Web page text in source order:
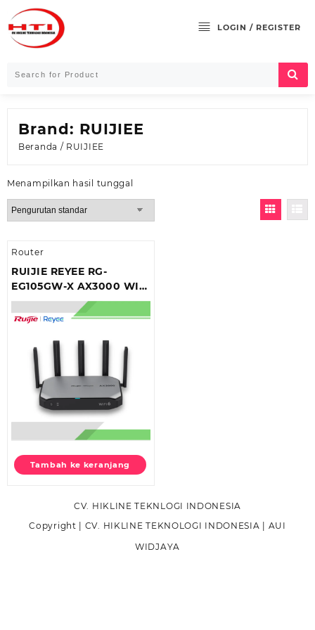
to
content
LOGIN / REGISTER
Brand: RUIJIEE
Beranda / RUIJIEE
Menampilkan hasil tunggal
Router
RUIJIE REYEE RG-
EG105GW-X AX3000 WIFI
6
Tambah ke keranjang
CV. HIKLINE TEKNLOGI INDONESIA
Copyright | CV. HIKLINE TEKNOLOGI INDONESIA | AUI
WIDJAYA